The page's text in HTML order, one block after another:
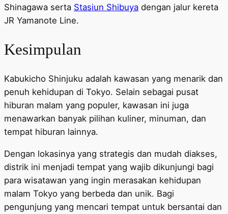
Shinagawa serta Stasiun Shibuya dengan jalur kereta
JR Yamanote Line.
Kesimpulan
Kabukicho Shinjuku adalah kawasan yang menarik dan
penuh kehidupan di Tokyo. Selain sebagai pusat
hiburan malam yang populer, kawasan ini juga
menawarkan banyak pilihan kuliner, minuman, dan
tempat hiburan lainnya.
Dengan lokasinya yang strategis dan mudah diakses,
distrik ini menjadi tempat yang wajib dikunjungi bagi
para wisatawan yang ingin merasakan kehidupan
malam Tokyo yang berbeda dan unik. Bagi
pengunjung yang mencari tempat untuk bersantai dan